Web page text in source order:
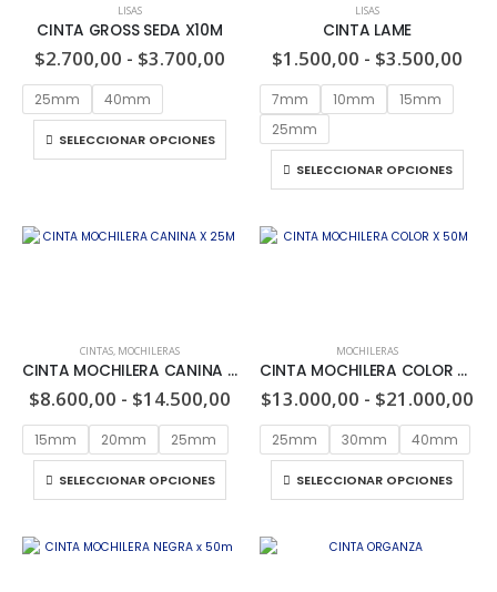
LISAS
CINTA GROSS SEDA X10M
$2.700,00 - $3.700,00
25mm 40mm
SELECCIONAR OPCIONES
LISAS
CINTA LAME
$1.500,00 - $3.500,00
7mm 10mm
15mm
25mm
SELECCIONAR OPCIONES
CINTAS, MOCHILERAS
CINTA MOCHILERA CANINA X 25M
$8.600,00 - $14.500,00
15mm 20mm 25mm
SELECCIONAR OPCIONES
MOCHILERAS
CINTA MOCHILERA COLOR X 50M
$13.000,00 - $21.000,00
25mm 30mm 40mm
SELECCIONAR OPCIONES